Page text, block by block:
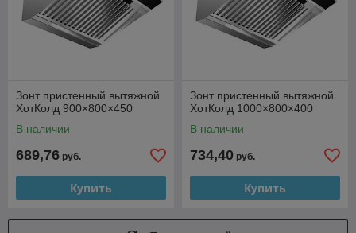
Зонт пристенный вытяжной
ХотКолд 900×800×450
В наличии
689,76 руб.
Купить
Зонт пристенный вытяжной
ХотКолд 1000×800×400
В наличии
734,40 руб.
Купить